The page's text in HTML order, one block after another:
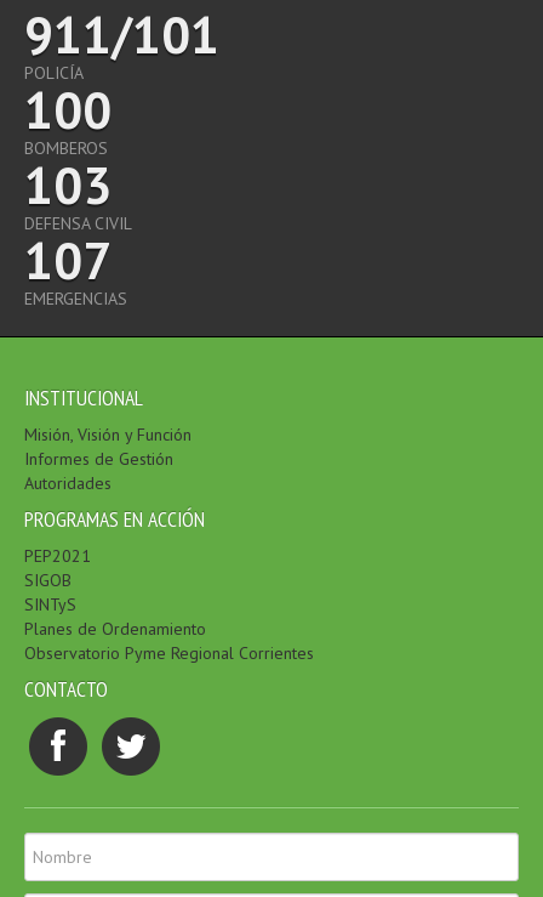
911/101
POLICÍA
100
BOMBEROS
103
DEFENSA CIVIL
107
EMERGENCIAS
INSTITUCIONAL
Misión, Visión y Función
Informes de Gestión
Autoridades
PROGRAMAS EN ACCIÓN
PEP2021
SIGOB
SINTyS
Planes de Ordenamiento
Observatorio Pyme Regional Corrientes
CONTACTO